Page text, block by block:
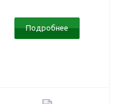
Подробнее